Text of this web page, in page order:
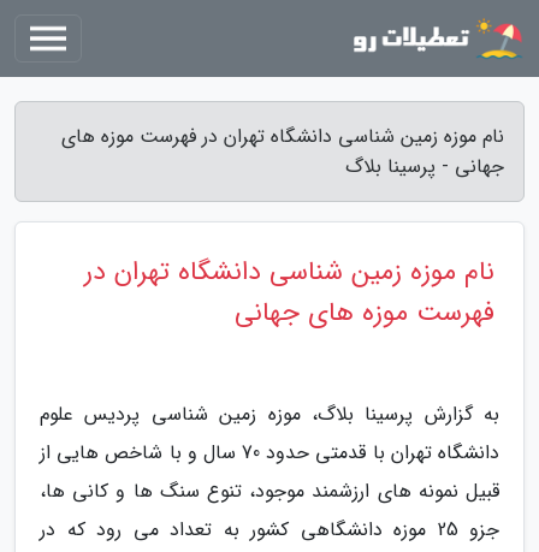
نام موزه زمین شناسی دانشگاه تهران در فهرست موزه های
جهانی - پرسینا بلاگ
نام موزه زمین شناسی دانشگاه تهران در
فهرست موزه های جهانی
به گزارش پرسینا بلاگ، موزه زمین شناسی پردیس علوم
دانشگاه تهران با قدمتی حدود 70 سال و با شاخص هایی از
قبیل نمونه های ارزشمند موجود، تنوع سنگ ها و کانی ها،
جزو 25 موزه دانشگاهی کشور به تعداد می رود که در